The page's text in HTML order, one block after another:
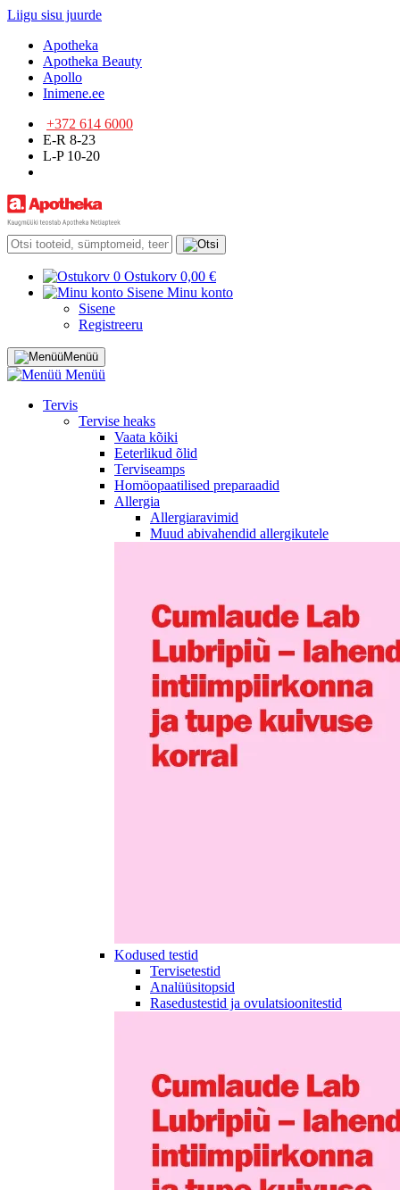
Liigu sisu juurde
Apotheka
Apotheka Beauty
Apollo
Inimene.ee
+372 614 6000
E-R 8-23
L-P 10-20
0 Ostukorv 0,00 €
Sisene Minu konto
Sisene
Registreeru
Menüü
Menüü
Tervis
Tervise heaks
Vaata kõiki
Eeterlikud õlid
Terviseamps
Homöopaatilised preparaadid
Allergia
Allergiaravimid
Muud abivahendid allergikutele
Kodused testid
Tervisetestid
Analüüsitopsid
Rasedustestid ja ovulatsioonitestid